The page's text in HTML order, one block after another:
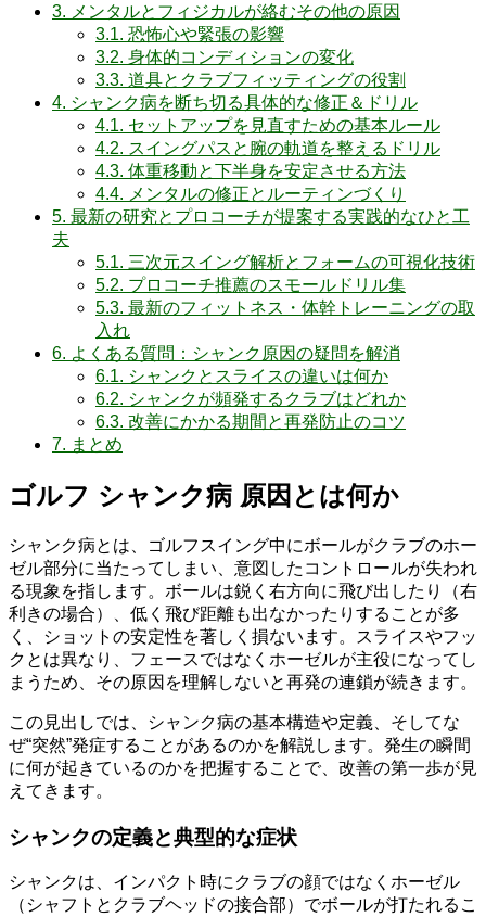
3. メンタルとフィジカルが絡むその他の原因
3.1. 恐怖心や緊張の影響
3.2. 身体的コンディションの変化
3.3. 道具とクラブフィッティングの役割
4. シャンク病を断ち切る具体的な修正＆ドリル
4.1. セットアップを見直すための基本ルール
4.2. スイングパスと腕の軌道を整えるドリル
4.3. 体重移動と下半身を安定させる方法
4.4. メンタルの修正とルーティンづくり
5. 最新の研究とプロコーチが提案する実践的なひと工
夫
5.1. 三次元スイング解析とフォームの可視化技術
5.2. プロコーチ推薦のスモールドリル集
5.3. 最新のフィットネス・体幹トレーニングの取
入れ
6. よくある質問：シャンク原因の疑問を解消
6.1. シャンクとスライスの違いは何か
6.2. シャンクが頻発するクラブはどれか
6.3. 改善にかかる期間と再発防止のコツ
7. まとめ
ゴルフ シャンク病 原因とは何か
シャンク病とは、ゴルフスイング中にボールがクラブのホー
ゼル部分に当たってしまい、意図したコントロールが失われ
る現象を指します。ボールは鋭く右方向に飛び出したり（右
利きの場合）、低く飛び距離も出なかったりすることが多
く、ショットの安定性を著しく損ないます。スライスやフッ
クとは異なり、フェースではなくホーゼルが主役になってし
まうため、その原因を理解しないと再発の連鎖が続きます。
この見出しでは、シャンク病の基本構造や定義、そしてな
ぜ“突然”発症することがあるのかを解説します。発生の瞬間
に何が起きているのかを把握することで、改善の第一歩が見
えてきます。
シャンクの定義と典型的な症状
シャンクは、インパクト時にクラブの顔ではなくホーゼル
（シャフトとクラブヘッドの接合部）でボールが打たれるこ